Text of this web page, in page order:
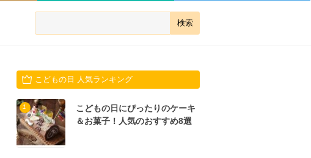
こどもの日 人気ランキング
1
こどもの日にぴったりのケーキ
＆お菓子！人気のおすすめ8選